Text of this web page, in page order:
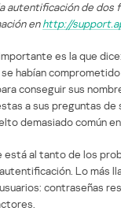
autentificación de dos
enhttp://
es la que
habían
conseguir sus
a sus preguntas de
demasiado común
está al tanto de los
Lo más
contraseñas